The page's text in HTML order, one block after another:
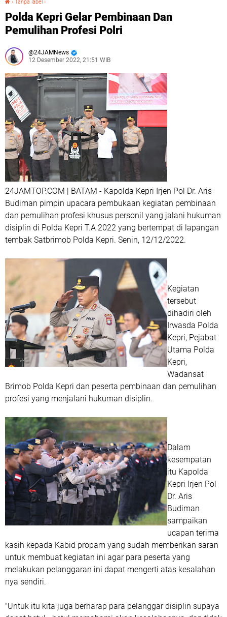
› Tanpa label ›
Polda Kepri Gelar Pembinaan Dan
Pemulihan Profesi Polri
24JAMNews
12 Desember 2022, 21:51 WIB
24JAMTOP.COM | BATAM - Kapolda Kepri Irjen Pol Dr. Aris
Budiman pimpin upacara pembukaan kegiatan pembinaan
dan pemulihan profesi khusus personil yang jalani hukuman
disiplin di Polda Kepri T.A 2022 yang bertempat di lapangan
tembak Satbrimob Polda Kepri. Senin, 12/12/2022.
Kegiatan
tersebut
dihadiri oleh
Irwasda Polda
Kepri, Pejabat
Utama Polda
Kepri,
Wadansat
Brimob Polda Kepri dan peserta pembinaan dan pemulihan
profesi yang menjalani hukuman disiplin.
Dalam
kesempatan
itu Kapolda
Kepri Irjen Pol
Dr. Aris
Budiman
sampaikan
ucapan terima
kasih kepada Kabid propam yang sudah memberikan saran
untuk membuat kegiatan ini agar para peserta yang
melakukan pelanggaran ini dapat mengerti atas kesalahan
nya sendiri.
"Untuk itu kita juga berharap para pelanggar disiplin supaya